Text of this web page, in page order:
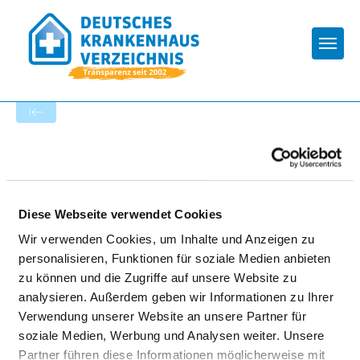
Diese Webseite verwendet Cookies
Wir verwenden Cookies, um Inhalte und Anzeigen zu
personalisieren, Funktionen für soziale Medien anbieten
zu können und die Zugriffe auf unsere Website zu
analysieren. Außerdem geben wir Informationen zu Ihrer
Verwendung unserer Website an unsere Partner für
soziale Medien, Werbung und Analysen weiter. Unsere
Partner führen diese Informationen möglicherweise mit
EVANGELISCHES
KRANKENHAUS
LUDWIGSFELDE TELTOW